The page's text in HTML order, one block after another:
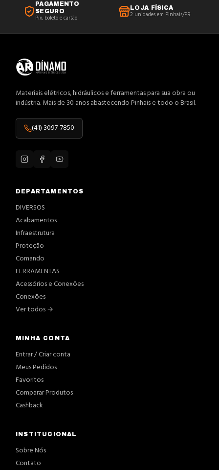
PAGAMENTO
SEGURO
Pix, boleto e cartão
LOJA FÍSICA
2 unidades em Pinhais/PR
Materiais elétricos, hidráulicos e ferramentas para sua obra ou
indústria. Mais de 30 anos abastecendo Pinhais e todo o Brasil.
(41) 3097-7850
DEPARTAMENTOS
DIVERSOS
Acabamentos
Infraestrutura
Proteção
Comando
FERRAMENTAS
Acessórios e Conexões
Conexões
Ver todos →
MINHA CONTA
Entrar / Criar conta
Meus Pedidos
Favoritos
Comparar Produtos
Cashback
INSTITUCIONAL
Sobre Nós
Contato